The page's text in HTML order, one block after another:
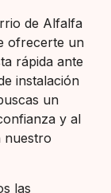
de Alfalfa
ofrecerte un
rápida ante
instalación
un
y al
nuestro
las